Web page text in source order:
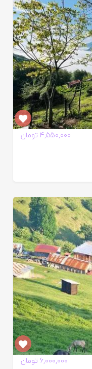
4,550,000 تومان
6,000,000 تومان